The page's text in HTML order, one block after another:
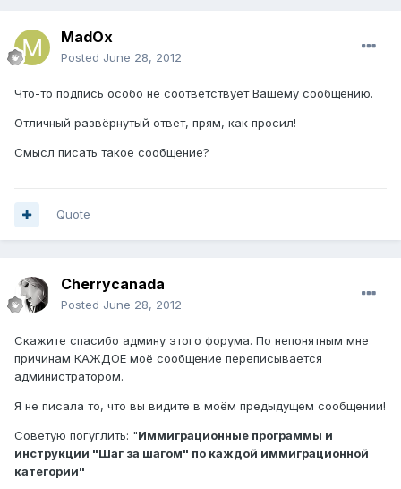
MadOx
Posted June 28, 2012
Что-то подпись особо не соответствует Вашему сообщению.
Отличный развёрнутый ответ, прям, как просил!
Смысл писать такое сообщение?
Quote
Cherrycanada
Posted June 28, 2012
Скажите спасибо админу этого форума. По непонятным мне
причинам КАЖДОЕ моё сообщение переписывается
администратором.
Я не писала то, что вы видите в моём предыдущем сообщении!
Советую погуглить: "Иммиграционные программы и
инструкции "Шаг за шагом" по каждой иммиграционной
категории"